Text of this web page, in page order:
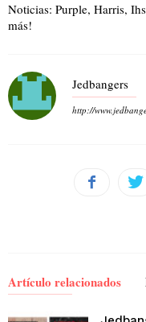
Noticias: Purple, Harris,
más!
Jedbangers
http://
Artículo relacionados